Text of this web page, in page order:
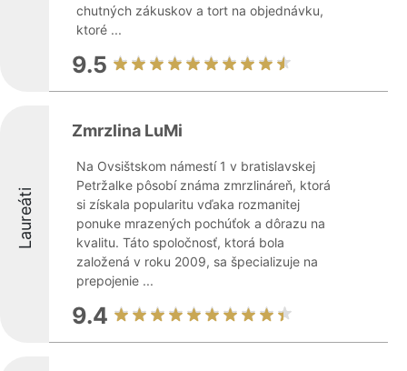
chutných zákuskov a tort na objednávku,
ktoré ...
9.5
Laureáti
Zmrzlina LuMi
Na Ovsištskom námestí 1 v bratislavskej
Petržalke pôsobí známa zmrzlináreň, ktorá
si získala popularitu vďaka rozmanitej
ponuke mrazených pochúťok a dôrazu na
kvalitu. Táto spoločnosť, ktorá bola
založená v roku 2009, sa špecializuje na
prepojenie ...
9.4